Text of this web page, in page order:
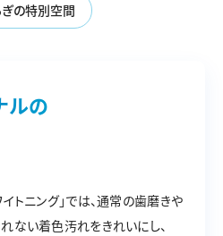
ぎの特別空間
ルの
トニング」では、通常の歯磨きや
ない着色汚れをきれいにし、